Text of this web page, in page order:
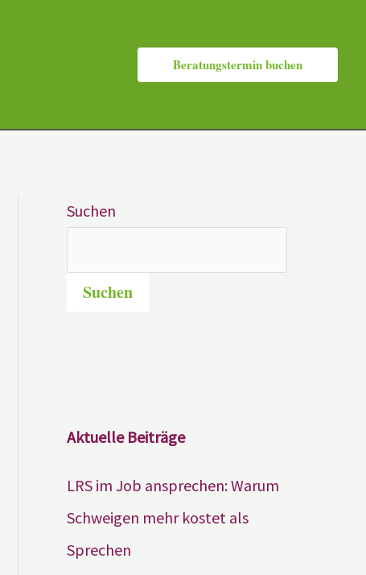
Beratungstermin buchen
Suchen
Suchen
Aktuelle Beiträge
LRS im Job ansprechen: Warum
Schweigen mehr kostet als
Sprechen